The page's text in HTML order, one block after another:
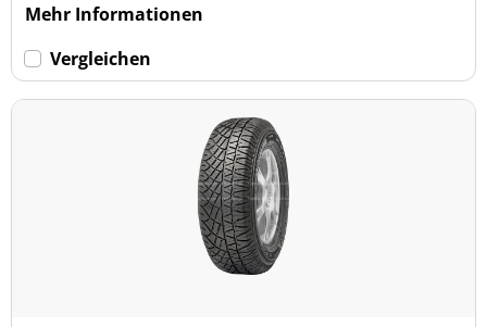
Mehr Informationen
Vergleichen